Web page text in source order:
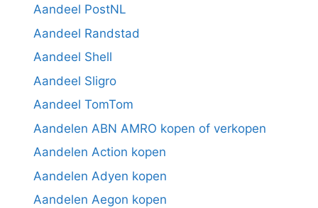
Aandeel PostNL
Aandeel Randstad
Aandeel Shell
Aandeel Sligro
Aandeel TomTom
Aandelen ABN AMRO kopen of verkopen
Aandelen Action kopen
Aandelen Adyen kopen
Aandelen Aegon kopen